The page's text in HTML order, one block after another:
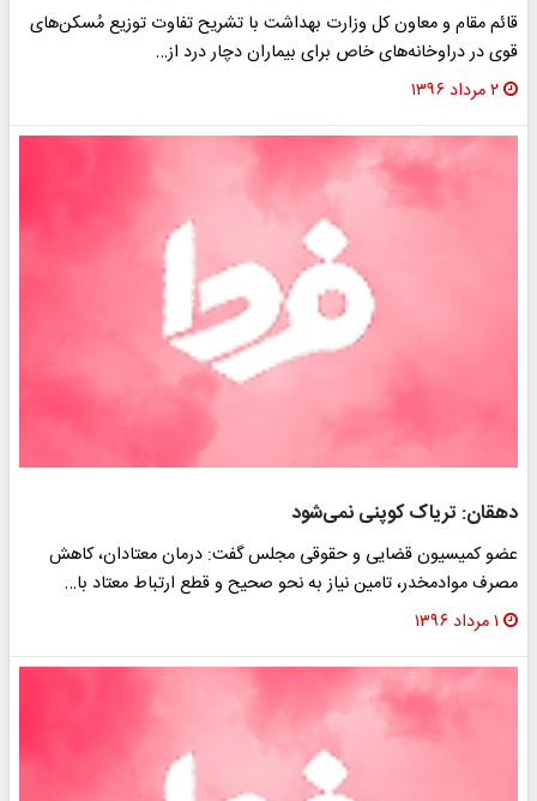
قائم مقام و معاون کل وزارت بهداشت با تشریح تفاوت توزیع مُسکن‌های
قوی در دراوخانه‌های خاص برای بیماران دچار درد از…
۲ مرداد ۱۳۹۶
دهقان: تریاک کوپنی نمی‌شود
عضو کمیسیون قضایی و حقوقی مجلس گفت: درمان معتادان، کاهش
مصرف موادمخدر، تامین نیاز به نحو صحیح و قطع ارتباط معتاد با…